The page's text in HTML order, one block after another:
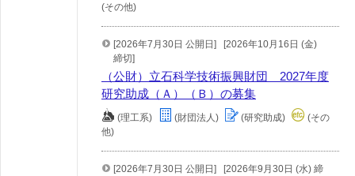
(その他)
[2026年7月30日 公開日]
[2026年10月16日 (金)
締切]
（公財）立石科学技術振興財団 2027年度
研究助成（Ａ）（Ｂ）の募集
(理工系) (財団法人) (研究助成)
(その
他)
[2026年7月30日 公開日]
[2026年9月30日 (水) 締